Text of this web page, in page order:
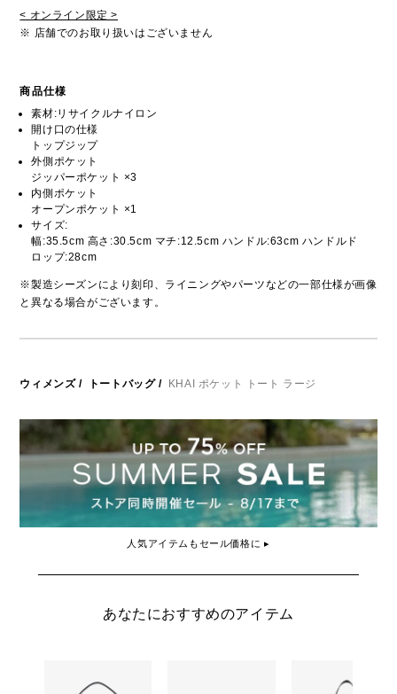
< オンライン限定 >
※ 店舗でのお取り扱いはございません
商品仕様
素材:リサイクルナイロン
開け口の仕様
トップジップ
外側ポケット
ジッパーポケット ×3
内側ポケット
オープンポケット ×1
サイズ:
幅:35.5cm 高さ:30.5cm マチ:12.5cm ハンドル:63cm ハンドルド
ロップ:28cm
※製造シーズンにより刻印、ライニングやパーツなどの一部仕様が画像
と異なる場合がございます。
ウィメンズ/ トートバッグ/ KHAI ポケット トート ラージ
人気アイテムもセール価格に ▸
あなたにおすすめのアイテム